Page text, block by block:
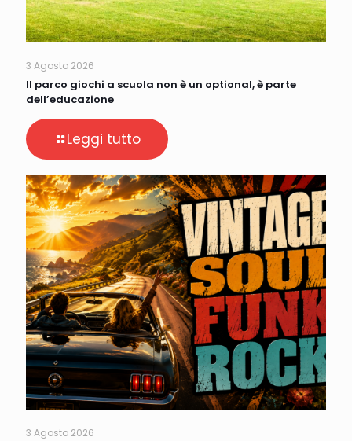
3 Agosto 2026
Il parco giochi a scuola non è un optional, è parte
dell’educazione
Leggi tutto
3 Agosto 2026